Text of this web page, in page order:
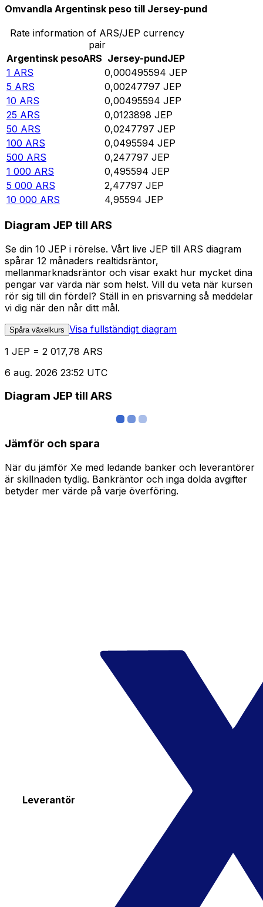
Omvandla Argentinsk peso till Jersey-pund
Rate information of ARS/JEP currency
pair
Argentinsk pesoARS Jersey-pundJEP
1 ARS 0,000495594 JEP
5 ARS 0,00247797 JEP
10 ARS 0,00495594 JEP
25 ARS 0,0123898 JEP
50 ARS 0,0247797 JEP
100 ARS 0,0495594 JEP
500 ARS 0,247797 JEP
1 000 ARS 0,495594 JEP
5 000 ARS 2,47797 JEP
10 000 ARS 4,95594 JEP
Diagram JEP till ARS
Se din 10 JEP i rörelse. Vårt live JEP till ARS diagram
spårar 12 månaders realtidsräntor,
mellanmarknadsräntor och visar exakt hur mycket dina
pengar var värda när som helst. Vill du veta när kursen
rör sig till din fördel? Ställ in en prisvarning så meddelar
vi dig när den når ditt mål.
Spåra växelkurs Visa fullständigt diagram
1 JEP = 2 017,78 ARS
6 aug. 2026 23:52 UTC
Diagram JEP till ARS
Jämför och spara
När du jämför Xe med ledande banker och leverantörer
är skillnaden tydlig. Bankräntor och inga dolda avgifter
betyder mer värde på varje överföring.
Leverantör